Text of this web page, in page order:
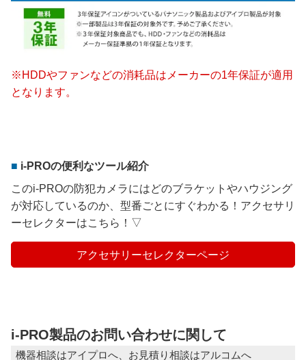
※HDDやファンなどの消耗品はメーカーの1年保証が適用
となります。
i-PROの便利なツール紹介
このi-PROの防犯カメラにはどのブラケットやハウジング
が対応しているのか、型番ごとにすぐわかる！アクセサリ
ーセレクターはこちら！▽
アクセサリーセレクターページ
i-PRO製品のお問い合わせに関して
機器相談はアイプロへ、お見積り相談はアルコムへ